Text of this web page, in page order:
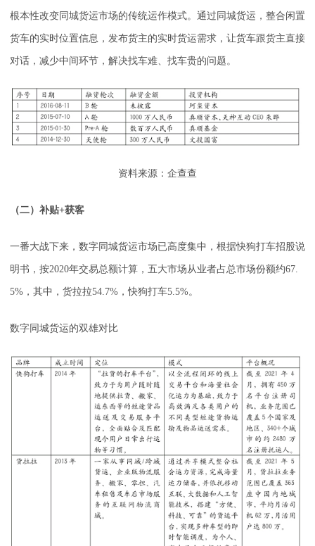
根本性改变同城货运市场的传统运作模式。通过同城货运，整合闲置
货车的实时位置信息，发布货主的实时货运需求，让货车跟货主直接
对话，减少中间环节，解决找车难、找车贵的问题。
资料来源：企查查
（二）补贴+获客
一番大战下来，数字同城货运市场已高度集中，根据快狗打车招股说
明书，按2020年交易总额计算，五大市场从业者占总市场份额约67.
5%，其中，货拉拉54.7%，快狗打车5.5%。
数字同城货运的双雄对比